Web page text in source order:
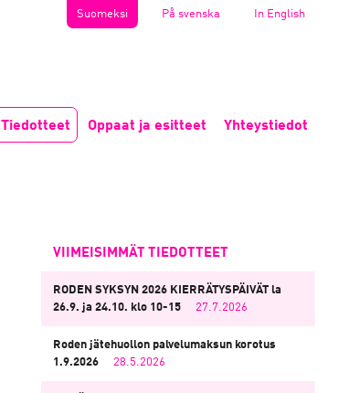
Suomeksi På svenska In English
Tiedotteet Oppaat ja esitteet Yhteystiedot
VIIMEISIMMÄT TIEDOTTEET
RODEN SYKSYN 2026 KIERRÄTYSPÄIVÄT la
26.9. ja 24.10. klo 10-15
27.7.2026
Roden jätehuollon palvelumaksun korotus
1.9.2026
28.5.2026